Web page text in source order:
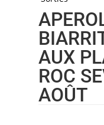
AUX
ROC
AOÛT